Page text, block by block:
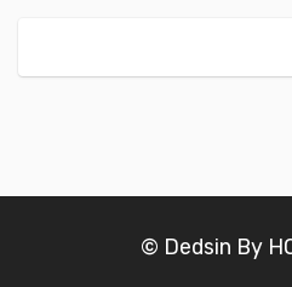
© Dedsin By